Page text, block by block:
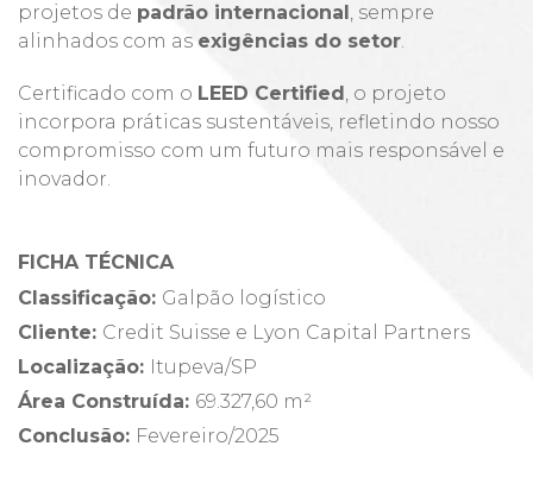
projetos de padrão internacional, sempre
alinhados com as exigências do setor.
Certificado com o LEED Certified, o projeto
incorpora práticas sustentáveis, refletindo nosso
compromisso com um futuro mais responsável e
inovador.
FICHA TÉCNICA
Classificação: Galpão logístico
Cliente: Credit Suisse e Lyon Capital Partners
Localização: Itupeva/SP
Área Construída: 69.327,60 m²
Conclusão: Fevereiro/2025